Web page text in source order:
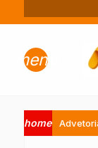
menu
home